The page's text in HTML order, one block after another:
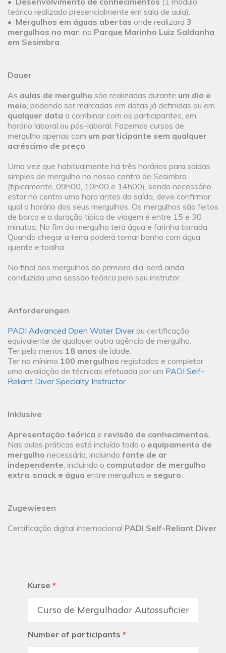
teórico realizado presencialmente em sala de aula).
• Mergulhos em águas abertas onde realizará 3
mergulhos no mar, no Parque Marinho Luiz Saldanha
em Sesimbra.
Dauer
As aulas de mergulho são realizadas durante um dia e
meio, podendo ser marcadas em datas já definidas ou em
qualquer data a combinar com os participantes, em
horário laboral ou pós-laboral. Fazemos cursos de
mergulho apenas com um participante sem qualquer
acréscimo de preço.
Uma vez que habitualmente há três horários para saídas
simples de mergulho no nosso centro de Sesimbra
(tipicamente, 09h00, 10h00 e 14h00), sendo necessário
estar no centro uma hora antes da saída, deve confirmar
qual o horário dos seus mergulhos. Os mergulhos são feitos
de barco e a duração típica de viagem é entre 15 e 30
minutos. No fim do mergulho terá água e farinha torrada.
Quando chegar a terra poderá tomar banho com água
quente e toalha.
No final dos mergulhos do primeiro dia, será ainda
conduzida uma sessão teórica pelo seu instrutor.
Anforderungen
PADI Advanced Open Water Diverou certificação
equivalente de qualquer outra agência de mergulho.
Ter pelo menos 18 anos de idade.
Ter no mínimo 100 mergulhos registados e completar
uma avaliação de técnicas efetuada por um PADI Self-
Reliant Diver Specialty Instructor.
Inklusive
Apresentação teórica e revisão de conhecimentos.
Nas aulas práticas está incluído todo o equipamento de
mergulho necessário, incluindo fonte de ar
independente, incluindo o computador de mergulho
extra, snack e água entre mergulhos e seguro.
Zugewiesen
Certificação digital internacional PADI Self-Reliant Diver.
Kurse *
Number of participants *